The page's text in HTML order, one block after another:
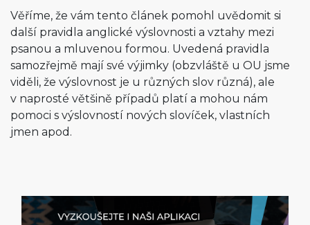
Věříme, že vám tento článek pomohl uvědomit si
další pravidla anglické výslovnosti a vztahy mezi
psanou a mluvenou formou. Uvedená pravidla
samozřejmě mají své výjimky (obzvláště u OU jsme
viděli, že výslovnost je u různých slov různá), ale
v naprosté většině případů platí a mohou nám
pomoci s výslovností nových slovíček, vlastních
jmen apod.